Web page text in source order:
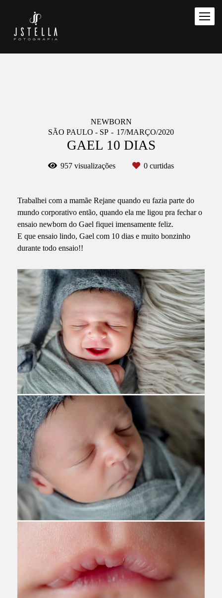
NEWBORN
SÃO PAULO - SP
17/MARÇO/2020
GAEL 10 DIAS
957 visualizações 0 curtidas
Trabalhei com a mamãe Rejane quando eu fazia parte do
mundo corporativo então, quando ela me ligou pra fechar o
ensaio newborn do Gael fiquei imensamente feliz.
E que ensaio lindo, Gael com 10 dias e muito bonzinho
durante todo ensaio!!